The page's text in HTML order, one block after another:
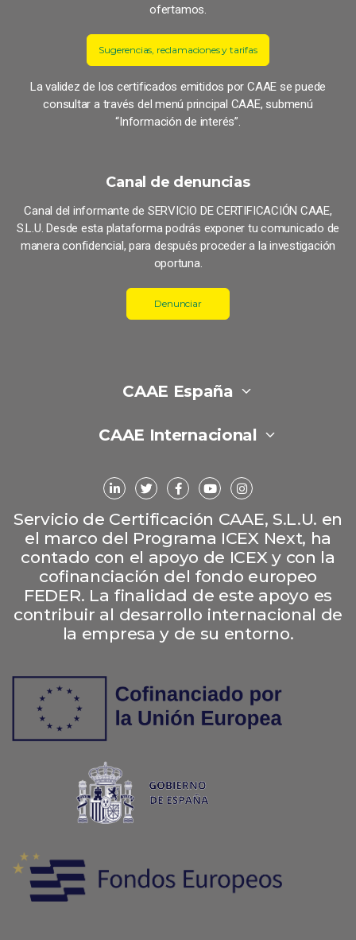
ofertamos.
Sugerencias, reclamaciones y tarifas
La validez de los certificados emitidos por CAAE se puede
consultar a través del menú principal CAAE, submenú
“Información de interés”.
Canal de denuncias
Canal del informante de SERVICIO DE CERTIFICACIÓN CAAE,
S.L.U. Desde esta plataforma podrás exponer tu comunicado de
manera confidencial, para después proceder a la investigación
oportuna.
Denunciar
CAAE España
CAAE Internacional
Servicio de Certificación CAAE, S.L.U. en
el marco del Programa ICEX Next, ha
contado con el apoyo de ICEX y con la
cofinanciación del fondo europeo
FEDER. La finalidad de este apoyo es
contribuir al desarrollo internacional de
la empresa y de su entorno.